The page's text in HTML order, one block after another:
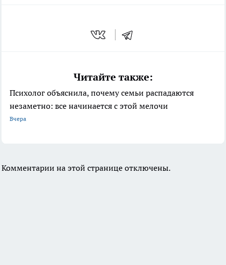
Читайте также:
Психолог объяснила, почему семьи распадаются
незаметно: все начинается с этой мелочи
Вчера
Комментарии на этой странице отключены.